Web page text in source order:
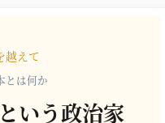
越えて
とは何か
いう政治家